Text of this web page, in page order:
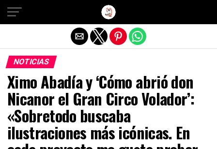
NOTICIAS
Ximo Abadía y ‘Cómo abrió don
Nicanor el Gran Circo Volador’:
«Sobretodo buscaba
ilustraciones más icónicas. En
Salir de la versión móvil